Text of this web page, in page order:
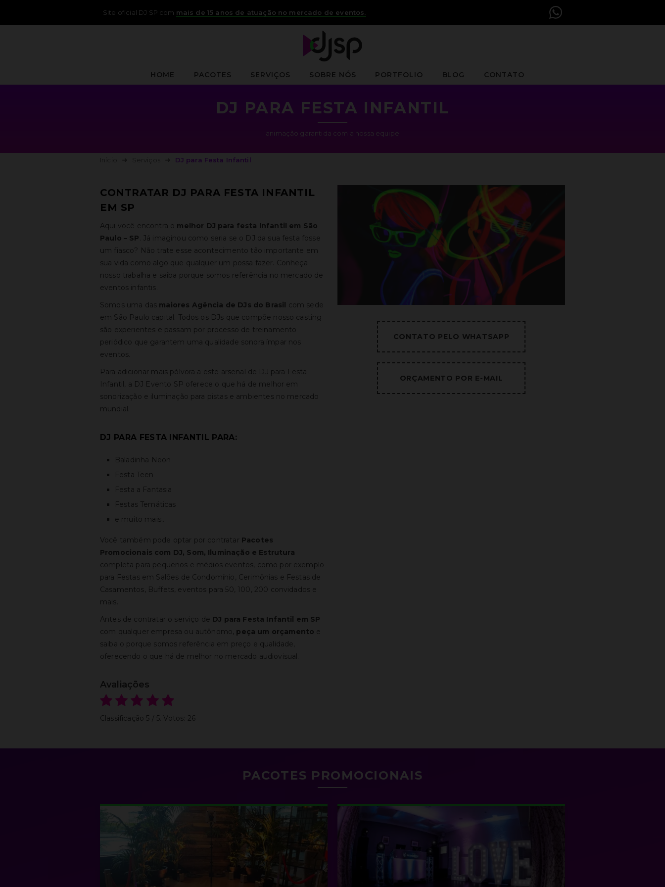
Site oficial DJ SP com mais de 15 anos de atuação no mercado de eventos.
HOME PACOTES SERVIÇOS SOBRE NÓS PORTFOLIO BLOG CONTATO
DJ PARA FESTA INFANTIL
animação garantida com a nossa equipe
DJ para Festa Infantil
CONTRATAR DJ PARA FESTA INFANTIL
EM SP
Aqui você encontra o melhor DJ para festa Infantil em São
Paulo – SP . Já imaginou como seria se o DJ da sua festa fosse
um fiasco? Não trate esse acontecimento tão importante em
sua vida como algo que qualquer um possa fazer. Conheça
nosso trabalha e saiba porque somos referência no mercado de
eventos infantis.
Somos uma das maiores Agência de DJs do Brasil com sede
em São Paulo capital. Todos os DJs que compõe nosso casting
são experientes e passam por processo de treinamento
periódico que garantem uma qualidade sonora ímpar nos
eventos.
Para adicionar mais pólvora a este arsenal de DJ para Festa
Infantil, a DJ Evento SP oferece o que há de melhor em
sonorização e iluminação para pistas e ambientes no mercado
mundial.
DJ PARA FESTA INFANTIL PARA:
Baladinha Neon
Festa Teen
Festa a Fantasia
Festas Temáticas
e muito mais…
Você também pode optar por contratar Pacotes
Promocionais com DJ, Som, Iluminação e Estrutura
completa para pequenos e médios eventos, como por exemplo
para Festas em Salões de Condomínio, Cerimônias e Festas de
Casamentos, Buffets, eventos para 50, 100, 200 convidados e
mais.
Antes de contratar o serviço de DJ para Festa Infantil em SP
com qualquer empresa ou autônomo, peça um orçamento e
saiba o porque somos referência em preço e qualidade,
oferecendo o que há de melhor no mercado audiovisual.
Avaliações
Classificação 5 / 5. Votos: 26
CONTATO PELO WHATSAPP
ORÇAMENTO POR E-MAIL
PACOTES PROMOCIONAIS